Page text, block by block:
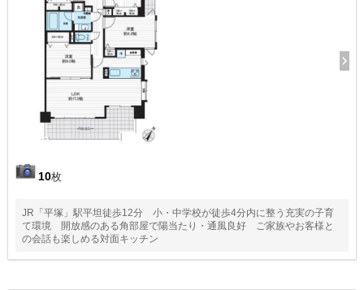
10枚
JR「平塚」駅平坦徒歩12分 小・中学校が徒歩4分内に整う充実の子育
て環境 開放感のある角部屋で陽当たり・通風良好 ご家族やお客様と
の会話も楽しめる対面キッチン